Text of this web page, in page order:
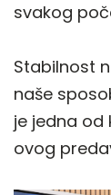
svakog
Stabilnost
naše
je jedna od
ovog